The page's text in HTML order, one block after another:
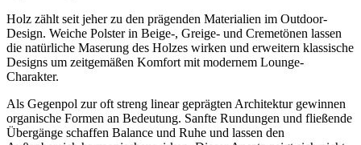
Holz zählt seit jeher zu den prägenden Materialien im Outdoor-
Design. Weiche Polster in Beige-, Greige- und Cremetönen lassen
die natürliche Maserung des Holzes wirken und erweitern klassische
Designs um zeitgemäßen Komfort mit modernem Lounge-
Charakter.
Als Gegenpol zur oft streng linear geprägten Architektur gewinnen
organische Formen an Bedeutung. Sanfte Rundungen und fließende
Übergänge schaffen Balance und Ruhe und lassen den